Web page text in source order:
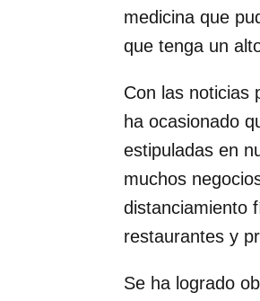
medicina que
que tenga un
Con las noticias
ha ocasionado
estipuladas en
muchos
distanciamiento
restaurantes y
Se ha logrado